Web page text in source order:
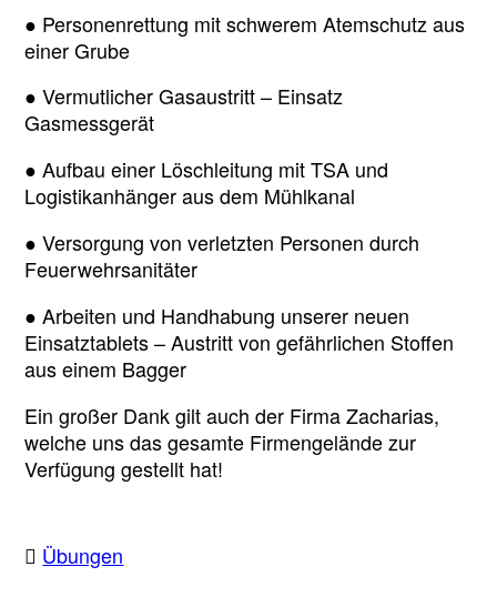
● Personenrettung mit schwerem Atemschutz aus
einer Grube
● Vermutlicher Gasaustritt – Einsatz
Gasmessgerät
● Aufbau einer Löschleitung mit TSA und
Logistikanhänger aus dem Mühlkanal
● Versorgung von verletzten Personen durch
Feuerwehrsanitäter
● Arbeiten und Handhabung unserer neuen
Einsatztablets – Austritt von gefährlichen Stoffen
aus einem Bagger
Ein großer Dank gilt auch der Firma Zacharias,
welche uns das gesamte Firmengelände zur
Verfügung gestellt hat!
Übungen